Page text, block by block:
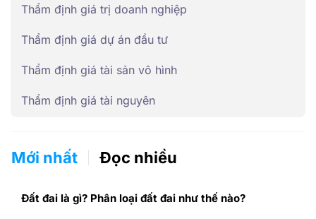
Thẩm định giá trị doanh nghiệp
Thẩm định giá dự án đầu tư
Thẩm định giá tài sản vô hình
Thẩm định giá tài nguyên
Mới nhất Đọc nhiều
Đất đai là gì? Phân loại đất đai như thế nào?